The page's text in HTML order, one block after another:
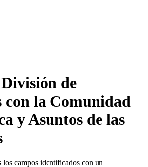
de
con la Comunidad
y Asuntos de las
los campos identificados con un